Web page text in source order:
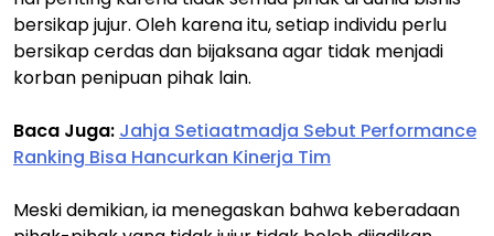
bersikap jujur. Oleh karena itu, setiap individu perlu
bersikap cerdas dan bijaksana agar tidak menjadi
korban penipuan pihak lain.
Baca Juga: Jahja Setiaatmadja Sebut Performance
Ranking Bisa Hancurkan Kinerja Tim
Meski demikian, ia menegaskan bahwa keberadaan